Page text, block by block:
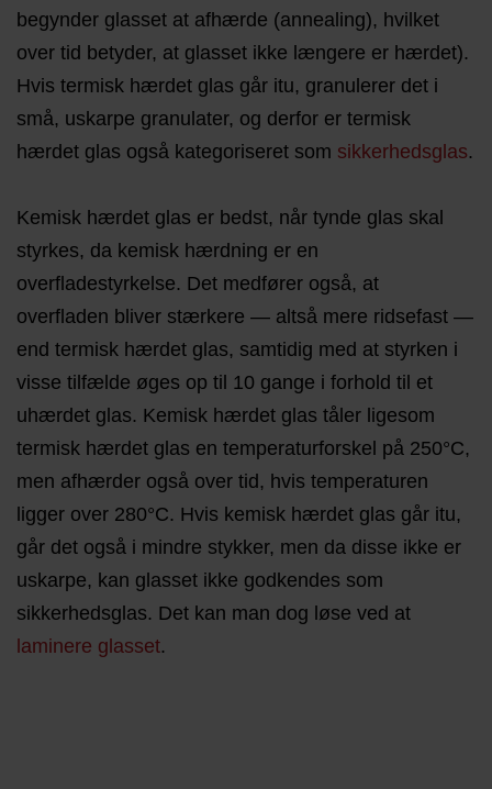
begynder glasset at afhærde (annealing), hvilket
over tid betyder, at glasset ikke længere er hærdet).
Hvis termisk hærdet glas går itu, granulerer det i
små, uskarpe granulater, og derfor er termisk
hærdet glas også kategoriseret som sikkerhedsglas.
Kemisk hærdet glas er bedst, når tynde glas skal
styrkes, da kemisk hærdning er en
overfladestyrkelse. Det medfører også, at
overfladen bliver stærkere — altså mere ridsefast —
end termisk hærdet glas, samtidig med at styrken i
visse tilfælde øges op til 10 gange i forhold til et
uhærdet glas. Kemisk hærdet glas tåler ligesom
termisk hærdet glas en temperaturforskel på 250°C,
men afhærder også over tid, hvis temperaturen
ligger over 280°C. Hvis kemisk hærdet glas går itu,
går det også i mindre stykker, men da disse ikke er
uskarpe, kan glasset ikke godkendes som
sikkerhedsglas. Det kan man dog løse ved at
laminere glasset.